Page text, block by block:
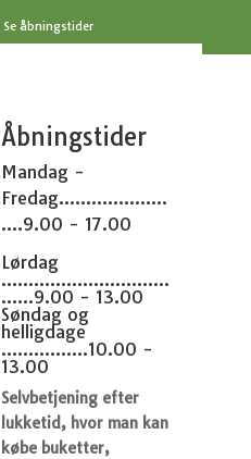
Se åbningstider
Åbningstider
Mandag -
Fredag....................
....9.00 - 17.00
Lørdag
...............................
......9.00 - 13.00
Søndag og
helligdage
................10.00 -
13.00
Selvbetjening efter
lukketid, hvor man kan
købe buketter,